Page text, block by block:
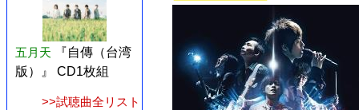
五月天
『自傳（台湾
版）』 CD1枚組
>>試聴曲全リスト